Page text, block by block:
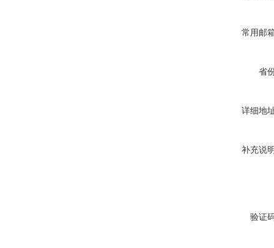
常用邮
省
详细地
补充说
验证